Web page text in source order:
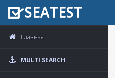
SEATEST
Главная
MULTI SEARCH
2026